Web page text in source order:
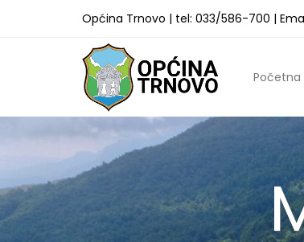
Općina Trnovo | tel: 033/586-700 |
Početna